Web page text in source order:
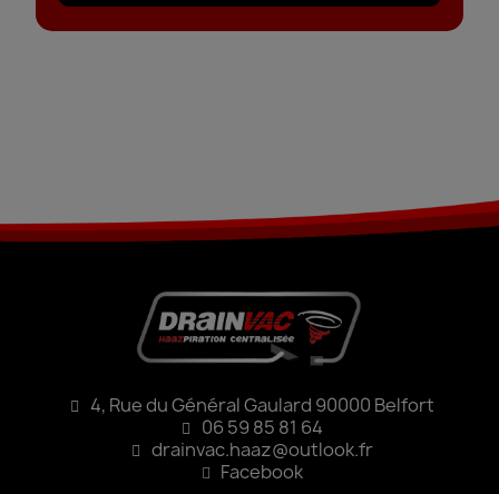
4, Rue du Général Gaulard 90000 Belfort
06 59 85 81 64
drainvac.haaz@outlook.fr
Facebook